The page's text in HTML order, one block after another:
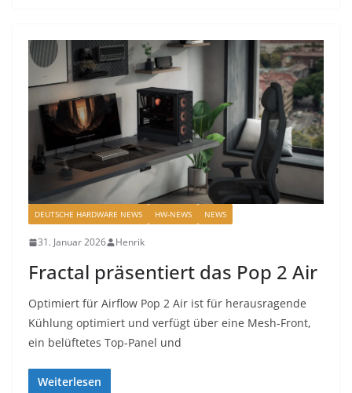
DEUTSCHE HARDWARE NEWS HW-NEWS NEWS
31. Januar 2026 Henrik
Fractal präsentiert das Pop 2 Air
Optimiert für Airflow Pop 2 Air ist für herausragende
Kühlung optimiert und verfügt über eine Mesh-Front,
ein belüftetes Top-Panel und
Weiterlesen